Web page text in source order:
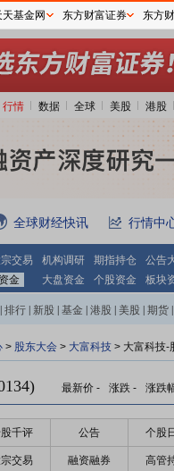
行情 数据 全球 美股 港股
全球财经快讯 行情中
交易 机构调研 期指持仓
公告
资金 大盘资金 个股资金 板块
排行 新股 基金 港股 美股 期货
> 股东大会 > 大富科技 > 大富科技-
最新价 - 涨跌 - 涨跌
千评 公告 个股
交易 融资融券 高管
天基金网 东方财富证券 东方